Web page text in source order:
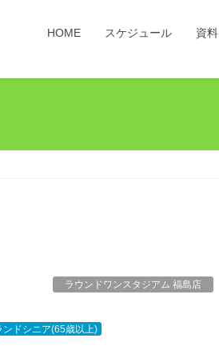
HOME スケジュール 資料
ラウンドワンスタジアム 福島店
ンドシニア(65歳以上)